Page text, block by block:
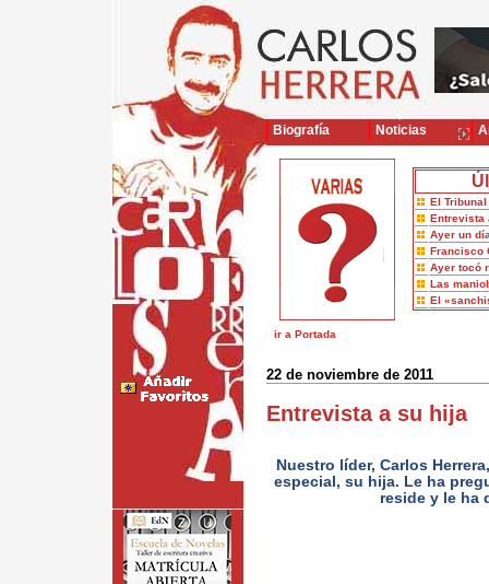
El
Entrevista
Ayer un
Francisco
Ayer tocó
Las
El
ir a Portada
22 de noviembre de 2011
Entrevista a su hija
Nuestro líder, Carlos
especial, su hija. Le ha
reside y le ha
Biografía Noticias